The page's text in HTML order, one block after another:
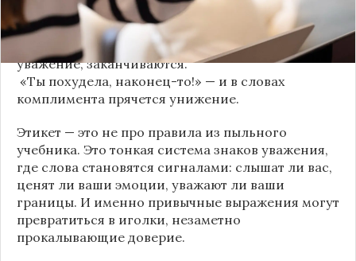
дней вашу историю пересказывает другой
человек.
«Хватит ныть» — и разговор, а вместе с ним
уважение, заканчиваются.
«Ты похудела, наконец-то!» — и в словах
комплимента прячется унижение.
Этикет — это не про правила из пыльного
учебника. Это тонкая система знаков уважения,
где слова становятся сигналами: слышат ли вас,
ценят ли ваши эмоции, уважают ли ваши
границы. И именно привычные выражения могут
превратиться в иголки, незаметно
прокалывающие доверие.